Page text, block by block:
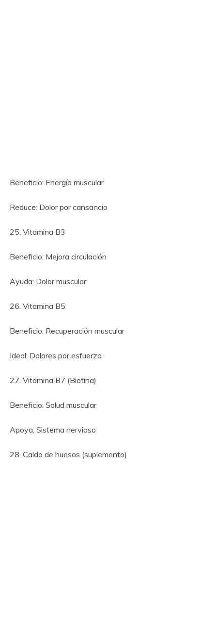
Beneficio: Energía muscular
Reduce: Dolor por cansancio
25. Vitamina B3
Beneficio: Mejora circulación
Ayuda: Dolor muscular
26. Vitamina B5
Beneficio: Recuperación muscular
Ideal: Dolores por esfuerzo
27. Vitamina B7 (Biotina)
Beneficio: Salud muscular
Apoya: Sistema nervioso
28. Caldo de huesos (suplemento)